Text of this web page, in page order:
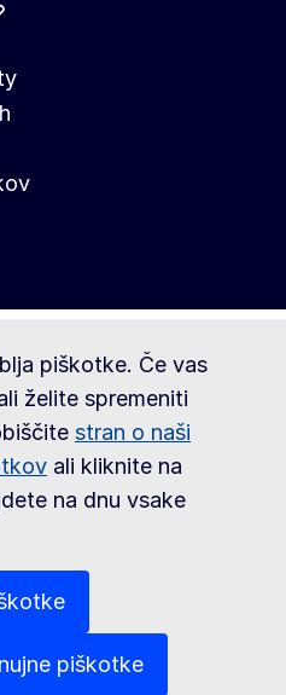
piškotke. Če vas
želite spremeniti
stran o naši
ali kliknite na
na dnu vsake
piškotke